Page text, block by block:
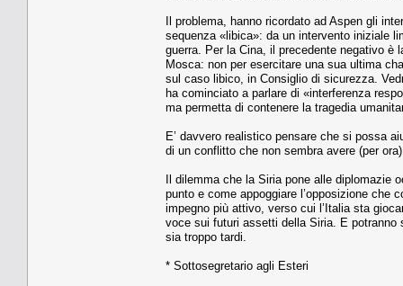
Il problema, hanno ricordato ad Aspen gli
sequenza «libica»: da un intervento iniziale
guerra. Per la Cina, il precedente negativo è
Mosca: non per esercitare una sua ultima
sul caso libico, in Consiglio di sicurezza.
ha cominciato a parlare di «interferenza
ma permetta di contenere la tragedia
E’ davvero realistico pensare che si possa
di un conflitto che non sembra avere (per
Il dilemma che la Siria pone alle diplomazie
punto e come appoggiare l’opposizione che
impegno più attivo, verso cui l’Italia sta
voce sui futuri assetti della Siria. E potranno
sia troppo tardi.
* Sottosegretario agli Esteri